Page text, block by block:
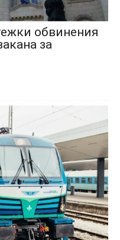
обвинения
за